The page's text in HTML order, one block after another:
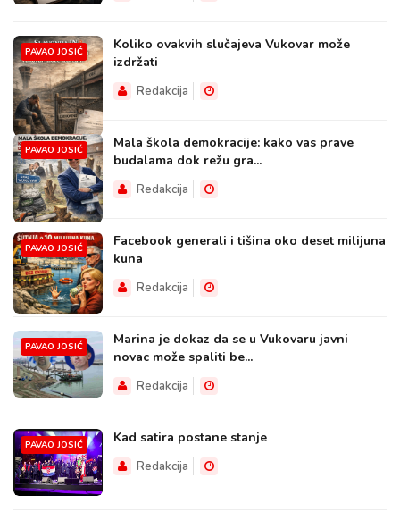
PAVAO JOSIĆ
Koliko ovakvih slučajeva Vukovar može
izdržati
Redakcija
PAVAO JOSIĆ
Mala škola demokracije: kako vas prave
budalama dok režu gra...
Redakcija
PAVAO JOSIĆ
Facebook generali i tišina oko deset milijuna
kuna
Redakcija
PAVAO JOSIĆ
Marina je dokaz da se u Vukovaru javni
novac može spaliti be...
Redakcija
PAVAO JOSIĆ Kad satira postane stanje
Redakcija